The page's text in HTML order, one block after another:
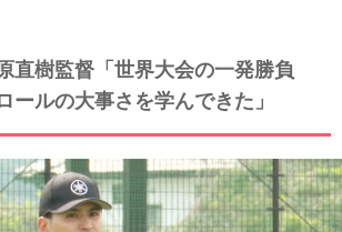
直樹監督「世界大会の一発勝負
ールの大事さを学んできた」